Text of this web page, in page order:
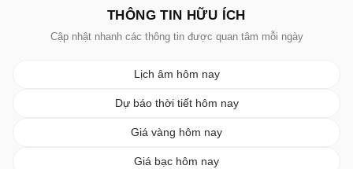
THÔNG TIN HỮU ÍCH
Cập nhật nhanh các thông tin được quan tâm mỗi ngày
Lịch âm hôm nay
Dự báo thời tiết hôm nay
Giá vàng hôm nay
Giá bạc hôm nay